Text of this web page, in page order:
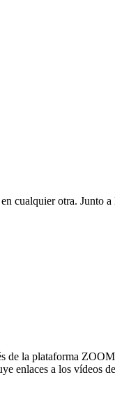
cualquier otra. Junto
de la plataforma
enlaces a los vídeos